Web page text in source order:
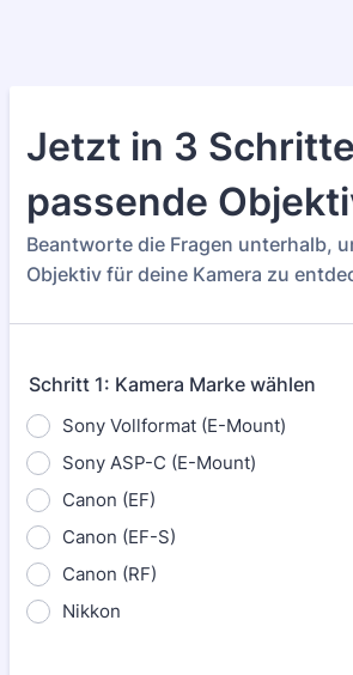
Jetzt in 3
passende
Beantworte die Fragen unterhalb,
Objektiv für deine Kamera zu
Schritt 1: Kamera Marke wählen
Sony Vollformat (E-Mount)
Sony ASP-C (E-Mount)
Canon (EF)
Canon (EF-S)
Canon (RF)
Nikkon